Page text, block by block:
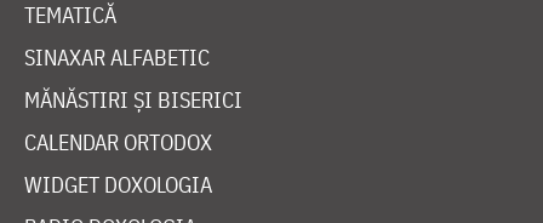
TEMATICĂ
SINAXAR ALFABETIC
MĂNĂSTIRI ȘI BISERICI
CALENDAR ORTODOX
WIDGET DOXOLOGIA